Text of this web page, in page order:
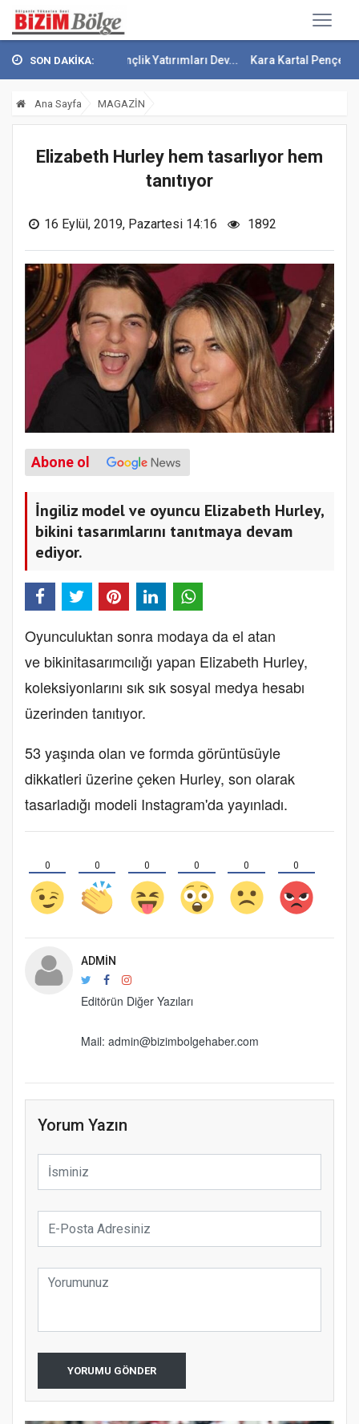
SON DAKİKA:
Ve Gençlik Yatırımları Dev... Kara Kartal Pençesini Attı
Ana Sayfa MAGAZİN
Elizabeth Hurley hem tasarlıyor hem
tanıtıyor
16 Eylül, 2019, Pazartesi 14:16 1892
Abone ol
İngiliz model ve oyuncu Elizabeth Hurley,
bikini tasarımlarını tanıtmaya devam
ediyor.
Oyunculuktan sonra modaya da el atan
ve bikinitasarımcılığı yapan Elizabeth Hurley,
koleksiyonlarını sık sık sosyal medya hesabı
üzerinden tanıtıyor.
53 yaşında olan ve formda görüntüsüyle
dikkatleri üzerine çeken Hurley, son olarak
tasarladığı modeli Instagram'da yayınladı.
0 0 0 0 0 0
ADMIN
Editörün Diğer Yazıları
Mail: admin@bizimbolgehaber.com
Yorum Yazın
YORUMU GÖNDER